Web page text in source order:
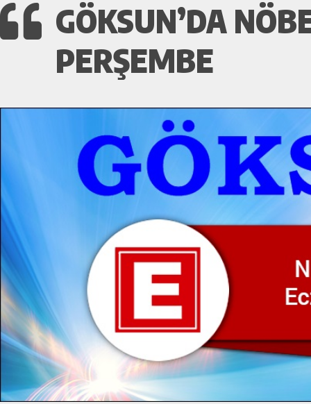
GÖKSUN’DA
PERŞEMBE